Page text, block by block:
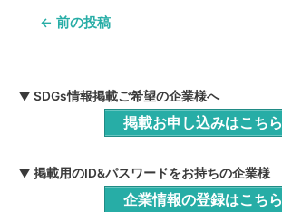
ビ
ー
← 前の投稿
▼ SDGs情報掲載ご希望の企業様へ
掲載お申し込みはこちら
▼ 掲載用のID&パスワードをお持ちの企業様
企業情報の登録はこちら